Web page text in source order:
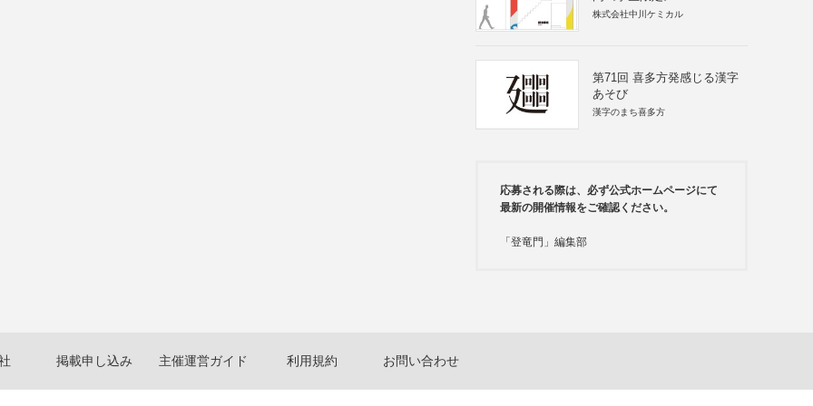
株式会社中川ケミカル
第71回 喜多方発感じる漢字
あそび
漢字のまち喜多方
応募される際は、必ず公式ホームページにて
最新の開催情報をご確認ください。
「登竜門」編集部
掲載申し込み 主催運営ガイド 利用規約 お問い合わせ